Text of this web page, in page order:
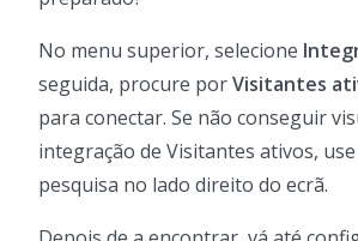
No menu superior, selecione
seguida, procure porVisitantes
para conectar. Se não conseguir
integração de Visitantes ativos,
pesquisa no lado direito do ecrã.